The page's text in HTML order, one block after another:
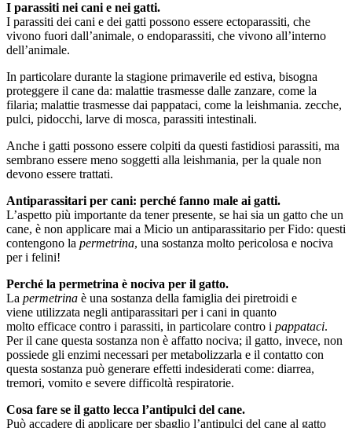
I parassiti nei cani e nei gatti.
I parassiti dei cani e dei gatti possono essere ectoparassiti, che
vivono fuori dall’animale, o endoparassiti, che vivono all’interno
dell’animale.
In particolare durante la stagione primaverile ed estiva, bisogna
proteggere il cane da: malattie trasmesse dalle zanzare, come la
filaria; malattie trasmesse dai pappataci, come la leishmania. zecche,
pulci, pidocchi, larve di mosca, parassiti intestinali.
Anche i gatti possono essere colpiti da questi fastidiosi parassiti, ma
sembrano essere meno soggetti alla leishmania, per la quale non
devono essere trattati.
Antiparassitari per cani: perché fanno male ai gatti.
L’aspetto più importante da tener presente, se hai sia un gatto che un
cane, è non applicare mai a Micio un antiparassitario per Fido: questi
contengono la permetrina, una sostanza molto pericolosa e nociva
per i felini!
Perché la permetrina è nociva per il gatto.
La permetrina è una sostanza della famiglia dei piretroidi e
viene utilizzata negli antiparassitari per i cani in quanto
molto efficace contro i parassiti, in particolare contro i pappataci.
Per il cane questa sostanza non è affatto nociva; il gatto, invece, non
possiede gli enzimi necessari per metabolizzarla e il contatto con
questa sostanza può generare effetti indesiderati come: diarrea,
tremori, vomito e severe difficoltà respiratorie.
Cosa fare se il gatto lecca l’antipulci del cane.
Può accadere di applicare per sbaglio l’antipulci del cane al gatto